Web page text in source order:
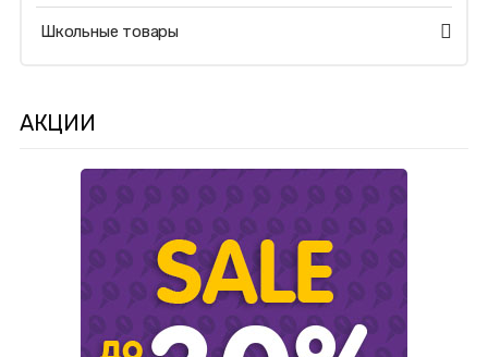
Школьные товары
АКЦИИ